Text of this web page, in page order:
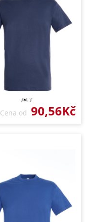
Cena od 90,56Kč